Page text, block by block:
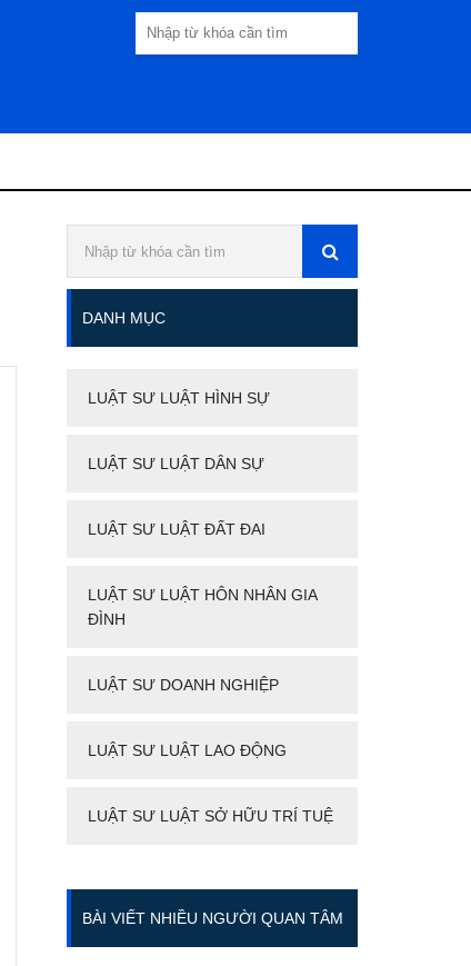
DANH MỤC
LUẬT SƯ LUẬT HÌNH SỰ
LUẬT SƯ LUẬT DÂN SỰ
LUẬT SƯ LUẬT ĐẤT ĐAI
LUẬT SƯ LUẬT HÔN NHÂN GIA
ĐÌNH
LUẬT SƯ DOANH NGHIỆP
LUẬT SƯ LUẬT LAO ĐỘNG
LUẬT SƯ LUẬT SỞ HỮU TRÍ TUỆ
BÀI VIẾT NHIỀU NGƯỜI QUAN TÂM